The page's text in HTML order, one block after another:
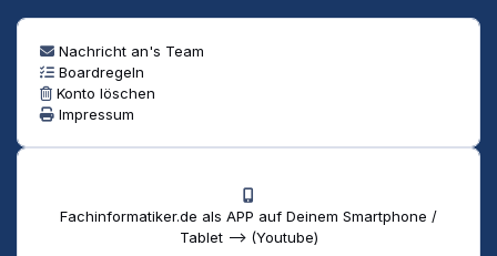
Nachricht an's Team
Boardregeln
Konto löschen
Impressum
Fachinformatiker.de als APP auf Deinem Smartphone /
Tablet --> (Youtube)